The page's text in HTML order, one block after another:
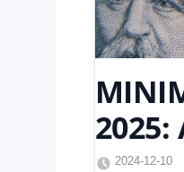
2025:
2024-12-10